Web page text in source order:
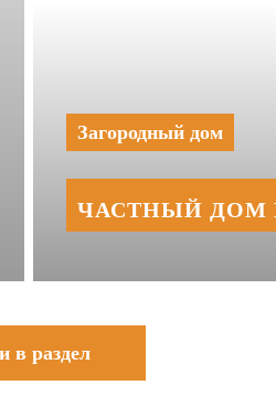
Загородный дом
ЧАСТНЫЙ ДОМ
в раздел